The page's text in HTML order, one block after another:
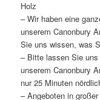
Holz
– Wir haben eine
unserem Canonbury
Sie uns wissen, was
– Bitte lassen Sie
unserem Canonbury
nur 25 Minuten
– Angeboten in